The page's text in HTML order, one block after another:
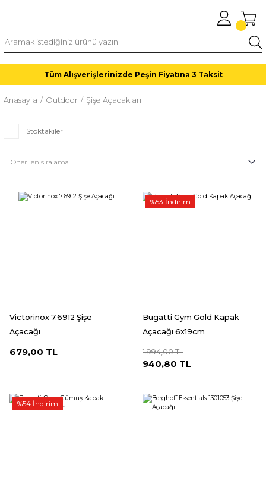
Tüm Alışverişlerinizde Peşin Fiyatına 3 Taksit
Anasayfa Outdoor Şişe Açacakları
Stoktakiler
Victorinox 7.6912 Şişe
Açacağı
679,00 TL
%53 İndirim
Bugatti Gym Gold Kapak
Açacağı 6x19cm
1.994,00 TL
940,80 TL
%54 İndirim